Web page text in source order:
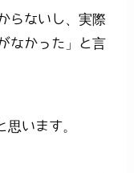
らないし、実際
なかった」と言
思います。